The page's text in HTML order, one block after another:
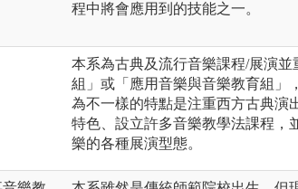
程中將會應用到的技能之一。
本系為古典及流行音樂課程/展演
組」或「應用音樂與音樂教育組」
為不一樣的特點是注重西方古典演
特色、設立許多音樂教學法課程，
樂的各種展演型態。